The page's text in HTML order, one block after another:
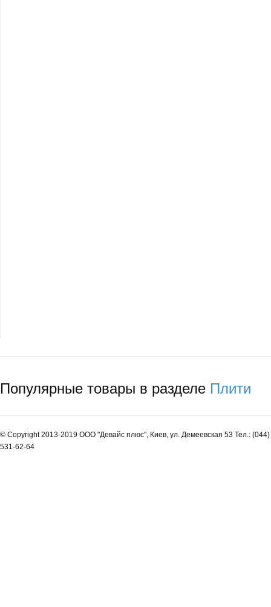
Популярные товары в разделе Плити
© Copyright 2013-2019 ООО "Девайс плюс", Киев, ул. Демеевская 53 Тел.: (044)
531-62-64